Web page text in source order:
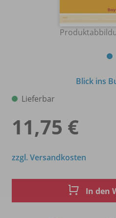
Blick ins
Lieferbar
11,75 €
zzgl. Versandkosten
In den